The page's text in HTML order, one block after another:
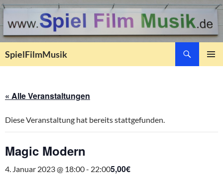
SpielFilmMusik
« Alle Veranstaltungen
Diese Veranstaltung hat bereits stattgefunden.
Magic Modern
4. Januar 2023 @ 18:00- 22:005,00€